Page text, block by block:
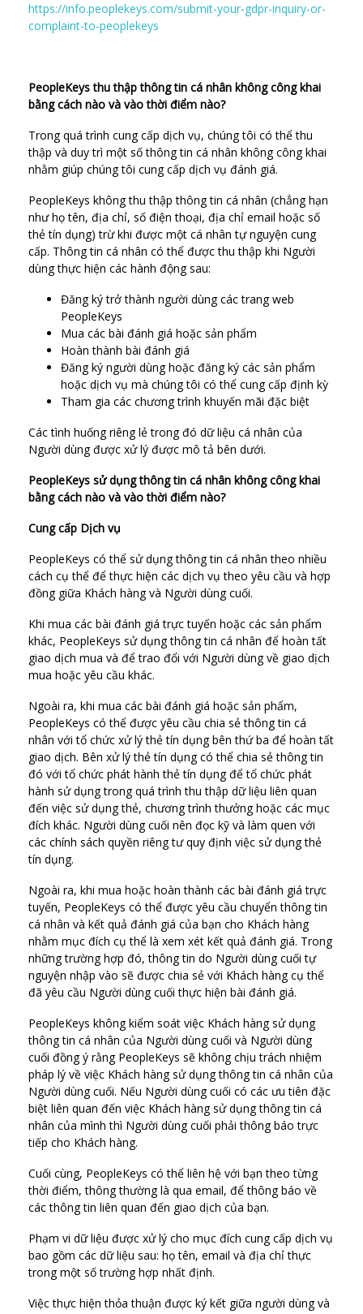
https://info.peoplekeys.com/submit-your-gdpr-inquiry-or-
complaint-to-peoplekeys
PeopleKeys thu thập thông tin cá nhân không công khai
bằng cách nào và vào thời điểm nào?
Trong quá trình cung cấp dịch vụ, chúng tôi có thể thu
thập và duy trì một số thông tin cá nhân không công khai
nhằm giúp chúng tôi cung cấp dịch vụ đánh giá.
PeopleKeys không thu thập thông tin cá nhân (chẳng hạn
như họ tên, địa chỉ, số điện thoại, địa chỉ email hoặc số
thẻ tín dụng) trừ khi được một cá nhân tự nguyện cung
cấp. Thông tin cá nhân có thể được thu thập khi Người
dùng thực hiện các hành động sau:
Đăng ký trở thành người dùng các trang web
PeopleKeys
Mua các bài đánh giá hoặc sản phẩm
Hoàn thành bài đánh giá
Đăng ký người dùng hoặc đăng ký các sản phẩm
hoặc dịch vụ mà chúng tôi có thể cung cấp định kỳ
Tham gia các chương trình khuyến mãi đặc biệt
Các tình huống riêng lẻ trong đó dữ liệu cá nhân của
Người dùng được xử lý được mô tả bên dưới.
PeopleKeys sử dụng thông tin cá nhân không công khai
bằng cách nào và vào thời điểm nào?
Cung cấp Dịch vụ
PeopleKeys có thể sử dụng thông tin cá nhân theo nhiều
cách cụ thể để thực hiện các dịch vụ theo yêu cầu và hợp
đồng giữa Khách hàng và Người dùng cuối.
Khi mua các bài đánh giá trực tuyến hoặc các sản phẩm
khác, PeopleKeys sử dụng thông tin cá nhân để hoàn tất
giao dịch mua và để trao đổi với Người dùng về giao dịch
mua hoặc yêu cầu khác.
Ngoài ra, khi mua các bài đánh giá hoặc sản phẩm,
PeopleKeys có thể được yêu cầu chia sẻ thông tin cá
nhân với tổ chức xử lý thẻ tín dụng bên thứ ba để hoàn tất
giao dịch. Bên xử lý thẻ tín dụng có thể chia sẻ thông tin
đó với tổ chức phát hành thẻ tín dụng để tổ chức phát
hành sử dụng trong quá trình thu thập dữ liệu liên quan
đến việc sử dụng thẻ, chương trình thưởng hoặc các mục
đích khác. Người dùng cuối nên đọc kỹ và làm quen với
các chính sách quyền riêng tư quy định việc sử dụng thẻ
tín dụng.
Ngoài ra, khi mua hoặc hoàn thành các bài đánh giá trực
tuyến, PeopleKeys có thể được yêu cầu chuyển thông tin
cá nhân và kết quả đánh giá của bạn cho Khách hàng
nhằm mục đích cụ thể là xem xét kết quả đánh giá. Trong
những trường hợp đó, thông tin do Người dùng cuối tự
nguyện nhập vào sẽ được chia sẻ với Khách hàng cụ thể
đã yêu cầu Người dùng cuối thực hiện bài đánh giá.
PeopleKeys không kiểm soát việc Khách hàng sử dụng
thông tin cá nhân của Người dùng cuối và Người dùng
cuối đồng ý rằng PeopleKeys sẽ không chịu trách nhiệm
pháp lý về việc Khách hàng sử dụng thông tin cá nhân của
Người dùng cuối. Nếu Người dùng cuối có các ưu tiên đặc
biệt liên quan đến việc Khách hàng sử dụng thông tin cá
nhân của mình thì Người dùng cuối phải thông báo trực
tiếp cho Khách hàng.
Cuối cùng, PeopleKeys có thể liên hệ với bạn theo từng
thời điểm, thông thường là qua email, để thông báo về
các thông tin liên quan đến giao dịch của bạn.
Phạm vi dữ liệu được xử lý cho mục đích cung cấp dịch vụ
bao gồm các dữ liệu sau: họ tên, email và địa chỉ thực
trong một số trường hợp nhất định.
Việc thực hiện thỏa thuận được ký kết giữa người dùng và